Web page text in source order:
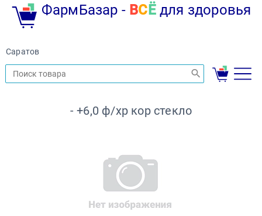
ФармБазар - ВС Ёдля здоровья
Саратов
- +6,0 ф/хр кор стекло